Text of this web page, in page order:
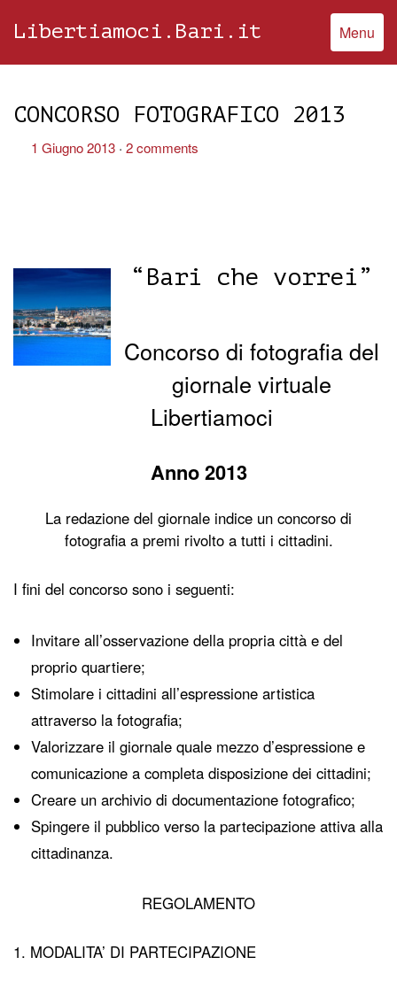
Libertiamoci.Bari.it Menu
CONCORSO FOTOGRAFICO 2013
1 Giugno 2013 2 comments
“Bari che vorrei”
Concorso di fotografia del
giornale virtuale
Libertiamoci
Anno 2013
La redazione del giornale indice un concorso di
fotografia a premi rivolto a tutti i cittadini.
I fini del concorso sono i seguenti:
Invitare all’osservazione della propria città e del
proprio quartiere;
Stimolare i cittadini all’espressione artistica
attraverso la fotografia;
Valorizzare il giornale quale mezzo d’espressione e
comunicazione a completa disposizione dei cittadini;
Creare un archivio di documentazione fotografico;
Spingere il pubblico verso la partecipazione attiva alla
cittadinanza.
REGOLAMENTO
1. MODALITA’ DI PARTECIPAZIONE